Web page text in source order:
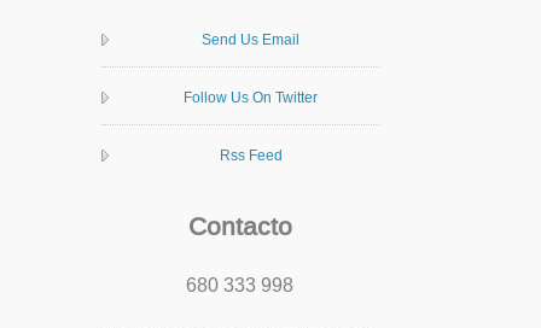
Send Us Email
Follow Us On Twitter
Rss Feed
Contacto
680 333 998